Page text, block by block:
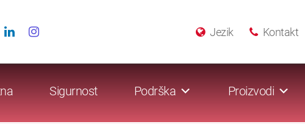
Kontakt
Jezik
Sigurnost Podrška Proizvodi